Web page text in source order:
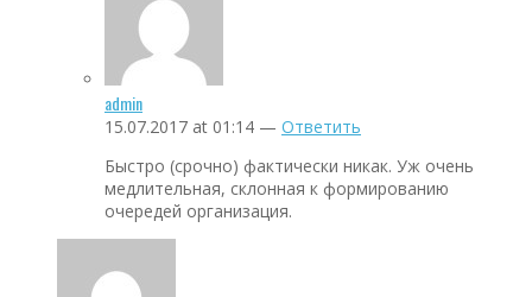
admin
15.07.2017 at 01:14 — Ответить
Быстро (срочно) фактически никак. Уж очень
медлительная, склонная к формированию
очередей организация.